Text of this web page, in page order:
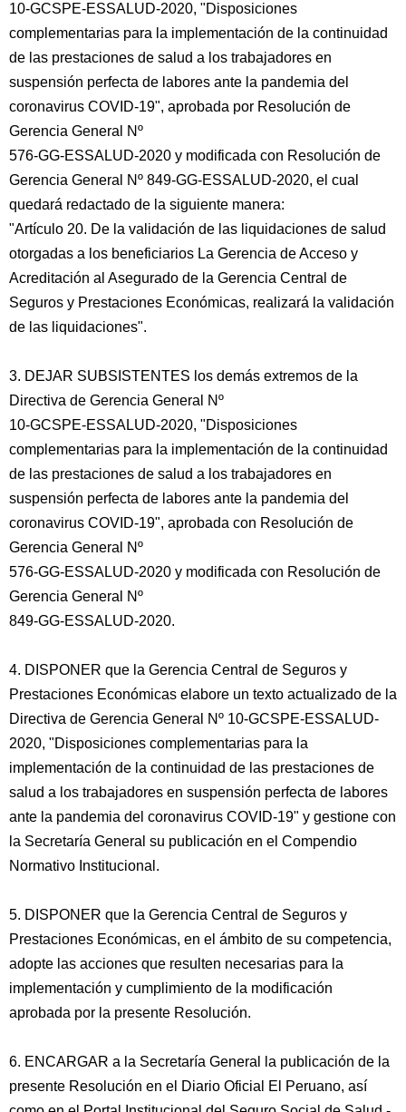
10-GCSPE-ESSALUD-2020, "Disposiciones
complementarias para la implementación de la continuidad
de las prestaciones de salud a los trabajadores en
suspensión perfecta de labores ante la pandemia del
coronavirus COVID-19", aprobada por Resolución de
Gerencia General Nº
576-GG-ESSALUD-2020 y modificada con Resolución de
Gerencia General Nº 849-GG-ESSALUD-2020, el cual
quedará redactado de la siguiente manera:
"Artículo 20. De la validación de las liquidaciones de salud
otorgadas a los beneficiarios La Gerencia de Acceso y
Acreditación al Asegurado de la Gerencia Central de
Seguros y Prestaciones Económicas, realizará la validación
de las liquidaciones".
3. DEJAR SUBSISTENTES los demás extremos de la
Directiva de Gerencia General Nº
10-GCSPE-ESSALUD-2020, "Disposiciones
complementarias para la implementación de la continuidad
de las prestaciones de salud a los trabajadores en
suspensión perfecta de labores ante la pandemia del
coronavirus COVID-19", aprobada con Resolución de
Gerencia General Nº
576-GG-ESSALUD-2020 y modificada con Resolución de
Gerencia General Nº
849-GG-ESSALUD-2020.
4. DISPONER que la Gerencia Central de Seguros y
Prestaciones Económicas elabore un texto actualizado de la
Directiva de Gerencia General Nº 10-GCSPE-ESSALUD-
2020, "Disposiciones complementarias para la
implementación de la continuidad de las prestaciones de
salud a los trabajadores en suspensión perfecta de labores
ante la pandemia del coronavirus COVID-19" y gestione con
la Secretaría General su publicación en el Compendio
Normativo Institucional.
5. DISPONER que la Gerencia Central de Seguros y
Prestaciones Económicas, en el ámbito de su competencia,
adopte las acciones que resulten necesarias para la
implementación y cumplimiento de la modificación
aprobada por la presente Resolución.
6. ENCARGAR a la Secretaría General la publicación de la
presente Resolución en el Diario Oficial El Peruano, así